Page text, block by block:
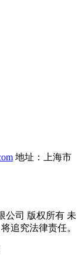
地址：上海市
公司 版权所有 未
追究法律责任。